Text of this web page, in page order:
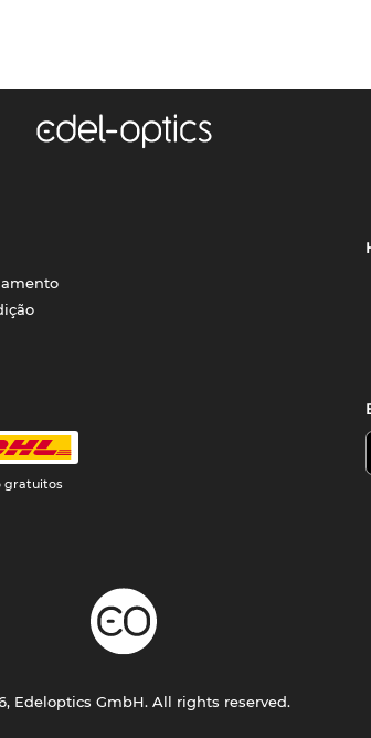
gratuitos
Edeloptics GmbH. All rights reserved.